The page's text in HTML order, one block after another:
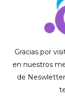
Gracias por
en nuestros
de